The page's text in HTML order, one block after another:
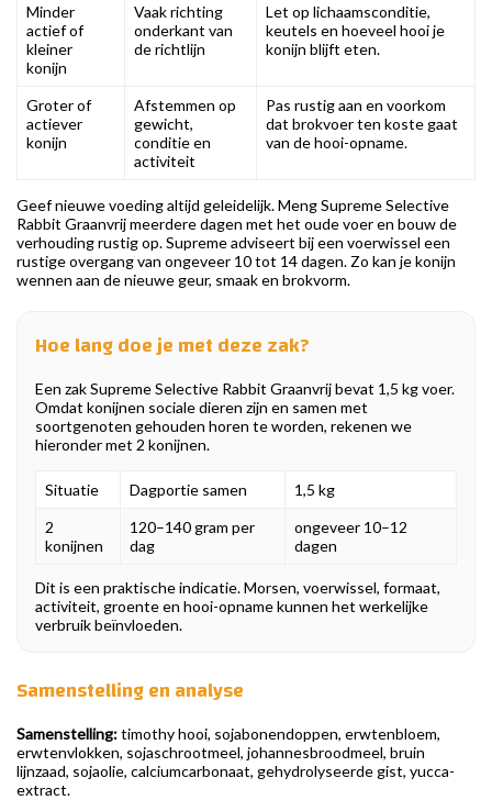
Minder
actief of
kleiner
konijn
Vaak richting
onderkant van
de richtlijn
Let op lichaamsconditie,
keutels en hoeveel hooi je
konijn blijft eten.
Groter of
actiever
konijn
Afstemmen op
gewicht,
conditie en
activiteit
Pas rustig aan en voorkom
dat brokvoer ten koste gaat
van de hooi-opname.
Geef nieuwe voeding altijd geleidelijk. Meng Supreme Selective
Rabbit Graanvrij meerdere dagen met het oude voer en bouw de
verhouding rustig op. Supreme adviseert bij een voerwissel een
rustige overgang van ongeveer 10 tot 14 dagen. Zo kan je konijn
wennen aan de nieuwe geur, smaak en brokvorm.
Hoe lang doe je met deze zak?
Een zak Supreme Selective Rabbit Graanvrij bevat 1,5 kg voer.
Omdat konijnen sociale dieren zijn en samen met
soortgenoten gehouden horen te worden, rekenen we
hieronder met 2 konijnen.
Situatie Dagportie samen
1,5 kg
2
konijnen
120–140 gram per
dag
ongeveer 10–12
dagen
Dit is een praktische indicatie. Morsen, voerwissel, formaat,
activiteit, groente en hooi-opname kunnen het werkelijke
verbruik beïnvloeden.
Samenstelling en analyse
Samenstelling:timothy hooi, sojabonendoppen, erwtenbloem,
erwtenvlokken, sojaschrootmeel, johannesbroodmeel, bruin
lijnzaad, sojaolie, calciumcarbonaat, gehydrolyseerde gist, yucca-
extract.